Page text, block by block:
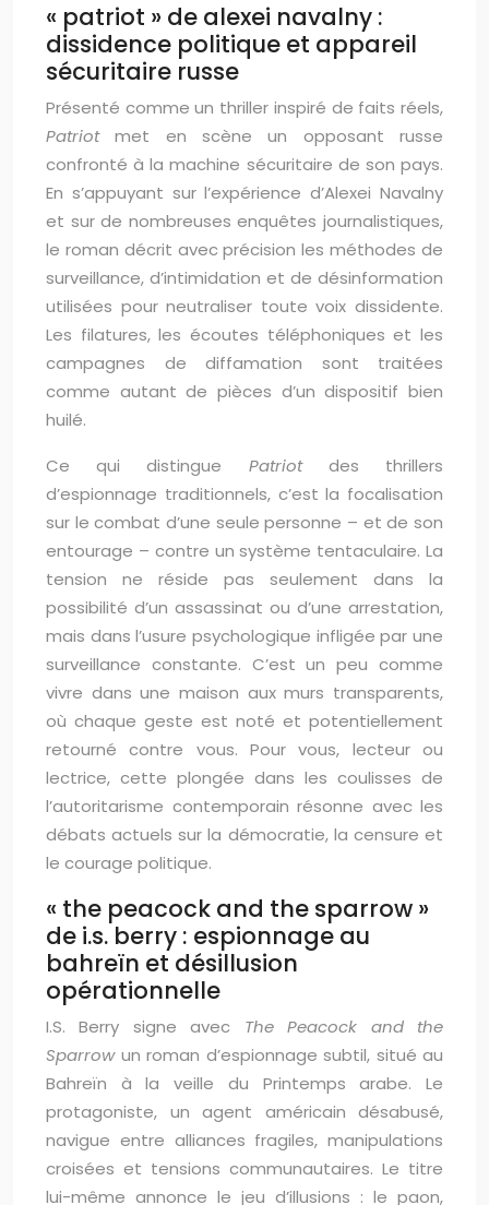
« patriot » de alexei navalny :
dissidence politique et appareil
sécuritaire russe
Présenté comme un thriller inspiré de faits réels,
Patriotmet en scène un opposant russe
confronté à la machine sécuritaire de son pays.
En s’appuyant sur l’expérience d’Alexei Navalny
et sur de nombreuses enquêtes journalistiques,
le roman décrit avec précision les méthodes de
surveillance, d’intimidation et de désinformation
utilisées pour neutraliser toute voix dissidente.
Les filatures, les écoutes téléphoniques et les
campagnes de diffamation sont traitées
comme autant de pièces d’un dispositif bien
huilé.
Ce qui distingue Patriotdes thrillers
d’espionnage traditionnels, c’est la focalisation
sur le combat d’une seule personne – et de son
entourage – contre un système tentaculaire. La
tension ne réside pas seulement dans la
possibilité d’un assassinat ou d’une arrestation,
mais dans l’usure psychologique infligée par une
surveillance constante. C’est un peu comme
vivre dans une maison aux murs transparents,
où chaque geste est noté et potentiellement
retourné contre vous. Pour vous, lecteur ou
lectrice, cette plongée dans les coulisses de
l’autoritarisme contemporain résonne avec les
débats actuels sur la démocratie, la censure et
le courage politique.
« the peacock and the sparrow »
de i.s. berry : espionnage au
bahreïn et désillusion
opérationnelle
I.S. Berry signe avec The Peacock and the
Sparrowun roman d’espionnage subtil, situé au
Bahreïn à la veille du Printemps arabe. Le
protagoniste, un agent américain désabusé,
navigue entre alliances fragiles, manipulations
croisées et tensions communautaires. Le titre
lui-même annonce le jeu d’illusions : le paon,